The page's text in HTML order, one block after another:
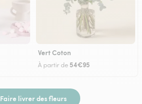
Vert Coton
À partir de 54€95
Faire livrer des fleurs